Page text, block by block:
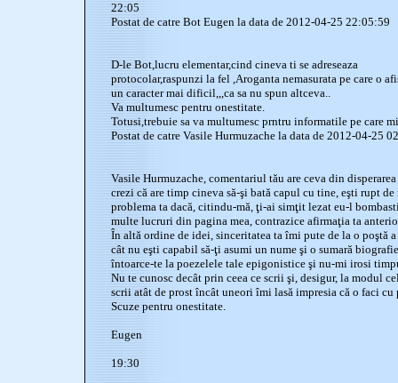
22:05
Postat de catre Bot Eugen la data de 2012-04-25 22:05:59
D-le Bot,lucru elementar,cind cineva ti se adreseaza
protocolar,raspunzi la fel ,Aroganta nemasurata pe care o
un caracter mai dificil,,,ca sa nu spun altceva..
Va multumesc pentru onestitate.
Totusi,trebuie sa va multumesc prntru informatile pe care
Postat de catre Vasile Hurmuzache la data de 2012-04-25
Vasile Hurmuzache, comentariul tău are ceva din
crezi că are timp cineva să-şi bată capul cu tine, eşti rupt de
problema ta dacă, citindu-mă, ţi-ai simţit lezat eu-l
multe lucruri din pagina mea, contrazice afirmaţia ta
În altă ordine de idei, sinceritatea ta îmi pute de la o poştă
cât nu eşti capabil să-ţi asumi un nume şi o sumară
întoarce-te la poezelele tale epigonistice şi nu-mi irosi
Nu te cunosc decât prin ceea ce scrii şi, desigur, la modul
scrii atât de prost încât uneori îmi lasă impresia că o faci cu
Scuze pentru onestitate.
Eugen
19:30